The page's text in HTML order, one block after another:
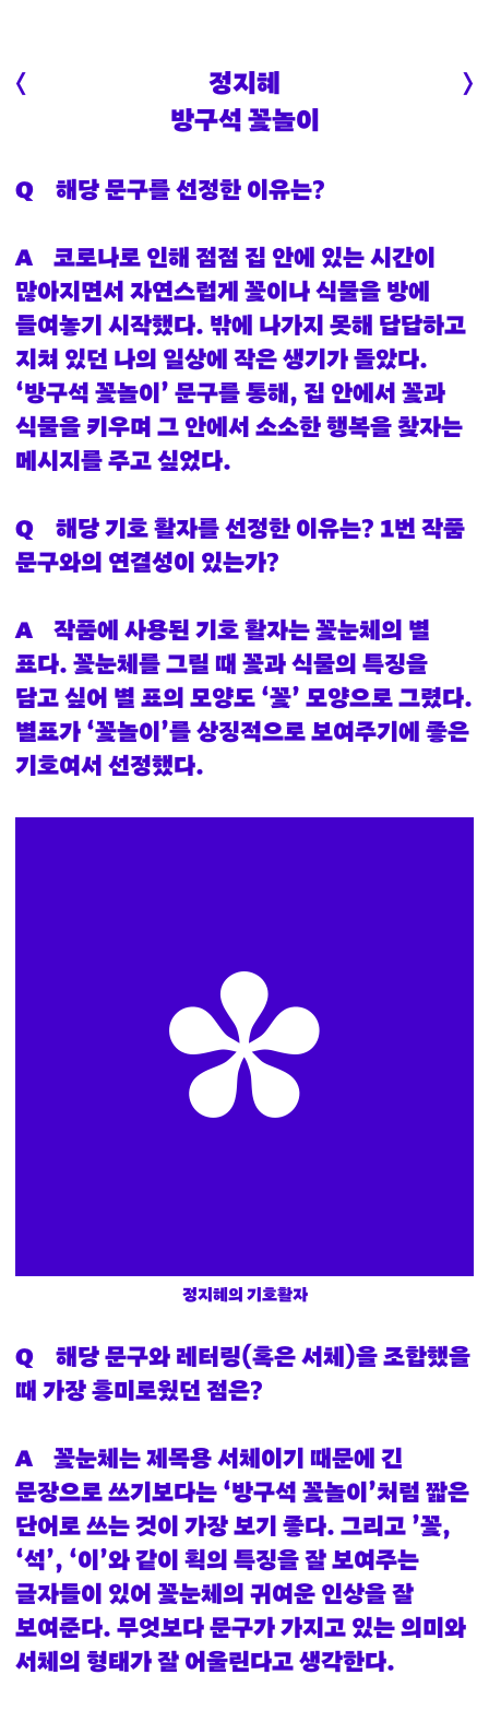
〈 〉
정지혜
방구석 꽃놀이
Q 해당 문구를 선정한 이유는?
A 코로나로 인해 점점 집 안에 있는 시간이
많아지면서 자연스럽게 꽃이나 식물을 방에
들여놓기 시작했다. 밖에 나가지 못해 답답하고
지쳐 있던 나의 일상에 작은 생기가 돌았다.
‘방구석 꽃놀이’ 문구를 통해, 집 안에서 꽃과
식물을 키우며 그 안에서 소소한 행복을 찾자는
메시지를 주고 싶었다.
Q 해당 기호 활자를 선정한 이유는? 1번 작품
문구와의 연결성이 있는가?
A 작품에 사용된 기호 활자는 꽃눈체의 별
표다. 꽃눈체를 그릴 때 꽃과 식물의 특징을
담고 싶어 별 표의 모양도 ‘꽃’ 모양으로 그렸다.
별표가 ‘꽃놀이’를 상징적으로 보여주기에 좋은
기호여서 선정했다.

정지혜 의 기호활자
Q 해당 문구와 레터링(혹은 서체)을 조합했을
때 가장 흥미로웠던 점은?
A 꽃눈체는 제목용 서체이기 때문에 긴
문장으로 쓰기보다는 ‘방구석 꽃놀이’처럼 짧은
단어로 쓰는 것이 가장 보기 좋다. 그리고 ’꽃,
‘석’, ‘이’와 같이 획의 특징을 잘 보여주는
글자들이 있어 꽃눈체의 귀여운 인상을 잘
보여준다. 무엇보다 문구가 가지고 있는 의미와
서체의 형태가 잘 어울린다고 생각한다.